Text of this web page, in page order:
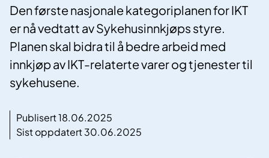
Den første nasjonale kategoriplanen for IKT
er nå vedtatt av Sykehusinnkjøps styre.
Planen skal bidra til å bedre arbeid med
innkjøp av IKT-relaterte varer og tjenester til
sykehusene.
Publisert 18.06.2025
Sist oppdatert 30.06.2025